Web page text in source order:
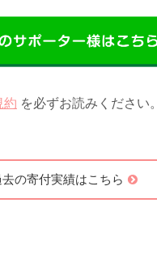
約 を必ずお読みください。
去の寄付実績はこちら